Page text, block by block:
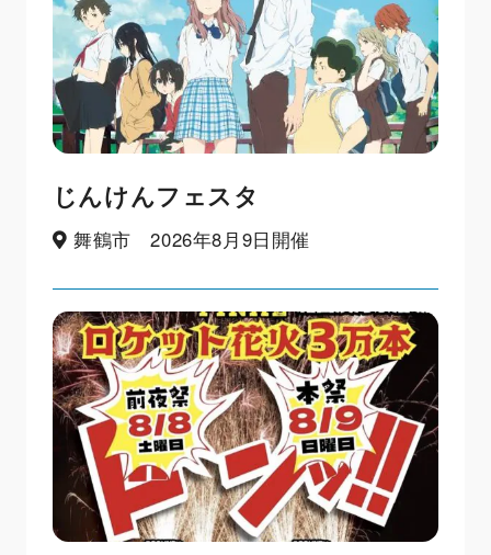
じんけんフェスタ
舞鶴市 2026年8月9日開催